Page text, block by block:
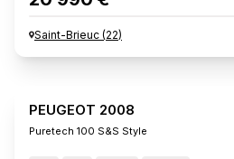
Saint-Brieuc (22)
PEUGEOT 2008
Puretech 100 S&s Style